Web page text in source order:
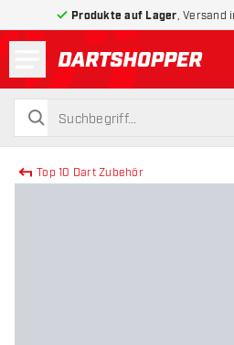
Produkte auf Lager , Versand
zurück zur
suchen
suchen
Top 10 Dart Zubehör